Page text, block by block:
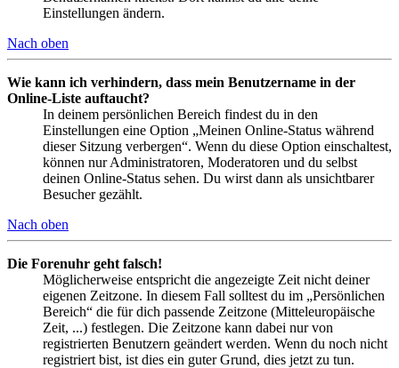
Einstellungen ändern.
Nach oben
Wie kann ich verhindern, dass mein Benutzername in der
Online-Liste auftaucht?
In deinem persönlichen Bereich findest du in den
Einstellungen eine Option „Meinen Online-Status während
dieser Sitzung verbergen“. Wenn du diese Option einschaltest,
können nur Administratoren, Moderatoren und du selbst
deinen Online-Status sehen. Du wirst dann als unsichtbarer
Besucher gezählt.
Nach oben
Die Forenuhr geht falsch!
Möglicherweise entspricht die angezeigte Zeit nicht deiner
eigenen Zeitzone. In diesem Fall solltest du im „Persönlichen
Bereich“ die für dich passende Zeitzone (Mitteleuropäische
Zeit, ...) festlegen. Die Zeitzone kann dabei nur von
registrierten Benutzern geändert werden. Wenn du noch nicht
registriert bist, ist dies ein guter Grund, dies jetzt zu tun.